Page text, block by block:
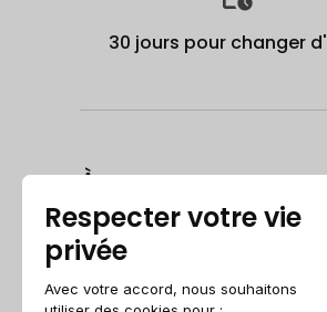
30 jours pour changer
À propos
Le Guide du reconditionné
Qui est Recommerce® ?
Comment Recommerce® Swiss